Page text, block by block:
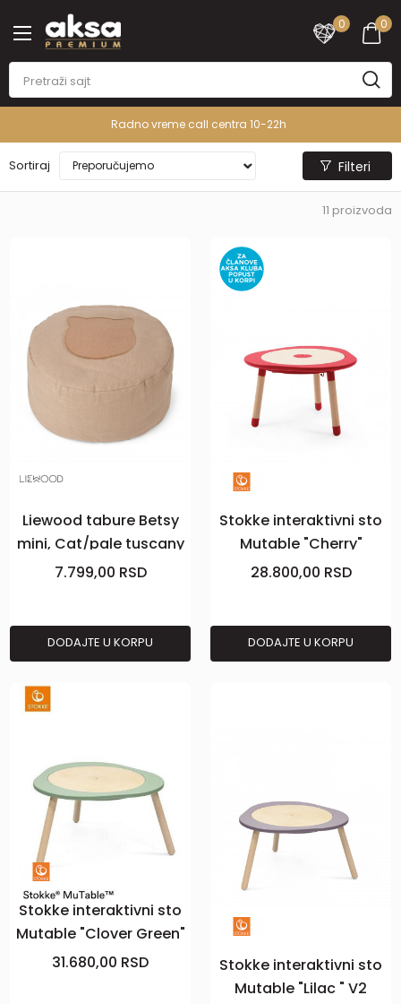
0
0
Radno vreme call centra 10-22h
Sortiraj Filteri
11 proizvoda
Liewood tabure Betsy
mini, Cat/pale tuscany
mix
7.799,00 RSD
DODAJTE U KORPU
Stokke interaktivni sto
Mutable "Cherry"
28.800,00 RSD
DODAJTE U KORPU
Stokke interaktivni sto
Mutable "Clover Green"
V2
31.680,00 RSD
Stokke interaktivni sto
Mutable "Lilac " V2